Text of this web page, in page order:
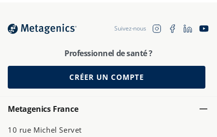
Suivez-nous InstagramFacebookTranslation
Professionnel de santé ?
CRÉER UN COMPTE
Metagenics France
10 rue Michel Servet